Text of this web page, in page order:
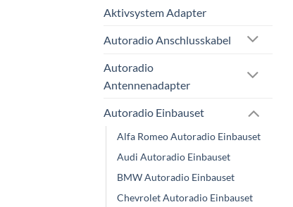
Aktivsystem Adapter
Autoradio Anschlusskabel
Autoradio
Antennenadapter
Autoradio Einbauset
Alfa Romeo Autoradio Einbauset
Audi Autoradio Einbauset
BMW Autoradio Einbauset
Chevrolet Autoradio Einbauset